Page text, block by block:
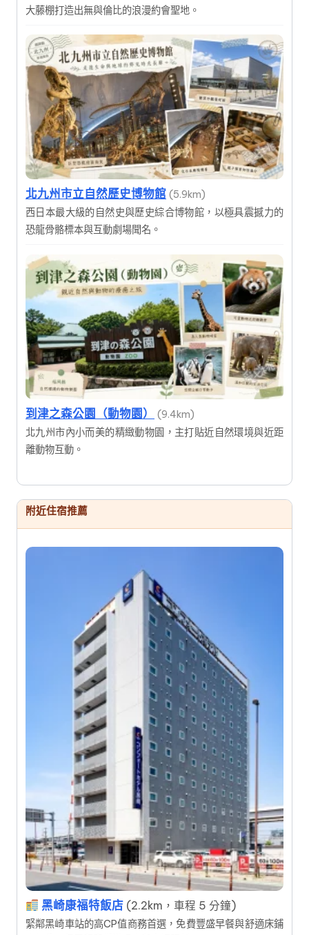
大藤棚打造出無與倫比的浪漫約會聖地。
北九州市立自然歷史博物館 (5.9km)
西日本最大級的自然史與歷史綜合博物館，以極具震撼力的
恐龍骨骼標本與互動劇場聞名。
到津之森公園（動物園）
(9.4km)
北九州市內小而美的精緻動物園，主打貼近自然環境與近距
離動物互動。
附近住宿推薦
黑崎康福特飯店 (2.2km，車程 5 分鐘)
緊鄰黑崎車站的高CP值商務首選，免費豐盛早餐與舒適床鋪